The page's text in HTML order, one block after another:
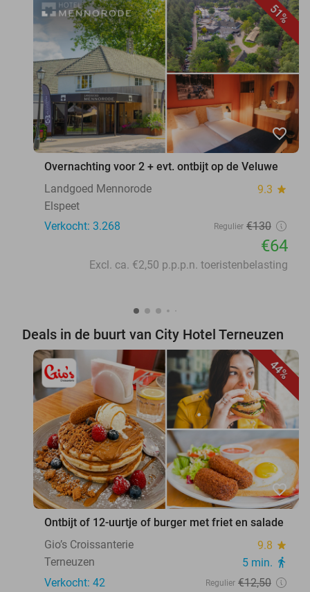
51%
favorite_border
Overnachting voor 2 + evt. ontbijt op de Veluwe
Landgoed Mennorode
9.3 star
Elspeet
Verkocht: 3.268
Regulier €130
€64
Excl. ca. €2,50 p.p.p.n. toeristenbelasting
Deals in de buurt van City Hotel Terneuzen
44%
favorite_border
Ontbijt of 12-uurtje of burger met friet en salade
Gio’s Croissanterie
9.8 star
Terneuzen 5 min. directions_walk
Verkocht: 42 Regulier €12,50